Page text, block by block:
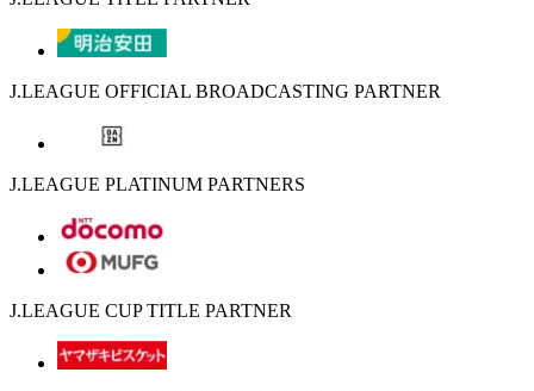
J.LEAGUE OFFICIAL BROADCASTING PARTNER
J.LEAGUE PLATINUM PARTNERS
J.LEAGUE CUP TITLE PARTNER